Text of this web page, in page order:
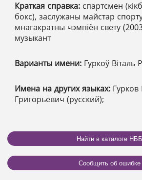
Краткая справка: спартсмен
бокс), заслужаны майстар
мнагакратны чэмпіён свету
музыкант
Варианты имени: Гуркоў Віталь
Имена на других языках: Гурков
Григорьевич (русский);
Найти в каталоге НББ
Сообщить об ошибке